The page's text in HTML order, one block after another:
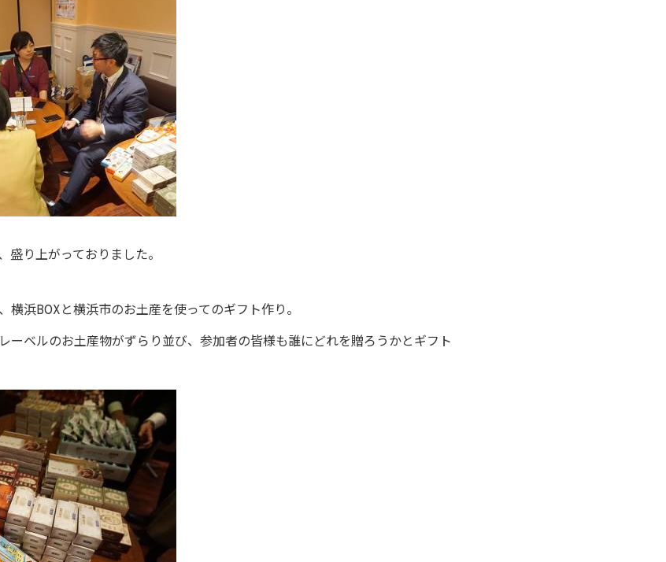
盛り上がっておりました。
横浜BOXと横浜市のお土産を使ってのギフト作り。
ーベルのお土産物がずらり並び、参加者の皆様も誰にどれを贈ろうかとギフト